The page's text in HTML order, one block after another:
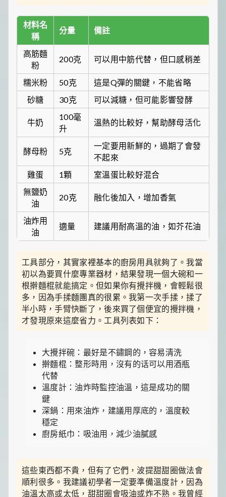
材料名
稱
分量 備註
高筋麵
粉
200克 可以用中筋代替，但口感稍差
糯米粉 50克
這是Q彈的關鍵，不能省略
砂糖
30克 可以減糖，但可能影響發酵
牛奶
100毫
升
溫熱的比較好，幫助酵母活化
酵母粉 5克
一定要用新鮮的，過期了會發
不起來
雞蛋
1顆
室溫蛋比較好混合
無鹽奶
油
20克 融化後加入，增加香氣
油炸用
油
適量 建議用耐高溫的油，如芥花油
工具部分，其實家裡基本的廚房用具就夠了。我當
初以為要買什麼專業器材，結果發現一個大碗和一
根擀麵棍就能搞定。但如果你有攪拌機，會輕鬆很
多，因為手揉麵團真的很累。我第一次手揉，揉了
半小時，手臂快斷了，後來買了個便宜的攪拌機，
才發現原來這麼省力。工具列表如下：
大攪拌碗：最好是不鏽鋼的，容易清洗
擀麵棍：整形時用，沒有的话可以用酒瓶
代替
溫度計：油炸時監控油溫，這是成功的關
鍵
深鍋：用來油炸，建議用厚底的，溫度較
穩定
廚房紙巾：吸油用，減少油膩感
這些東西都不貴，但有了它們，波提甜甜圈做法會
順利很多。我建議初學者一定要準備溫度計，因為
油溫太高或太低，甜甜圈會吸油或炸不熟。我曾經